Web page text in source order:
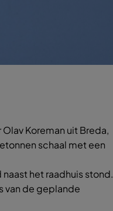
Koreman uit Breda,
schaal met een
het raadhuis stond.
van de geplande